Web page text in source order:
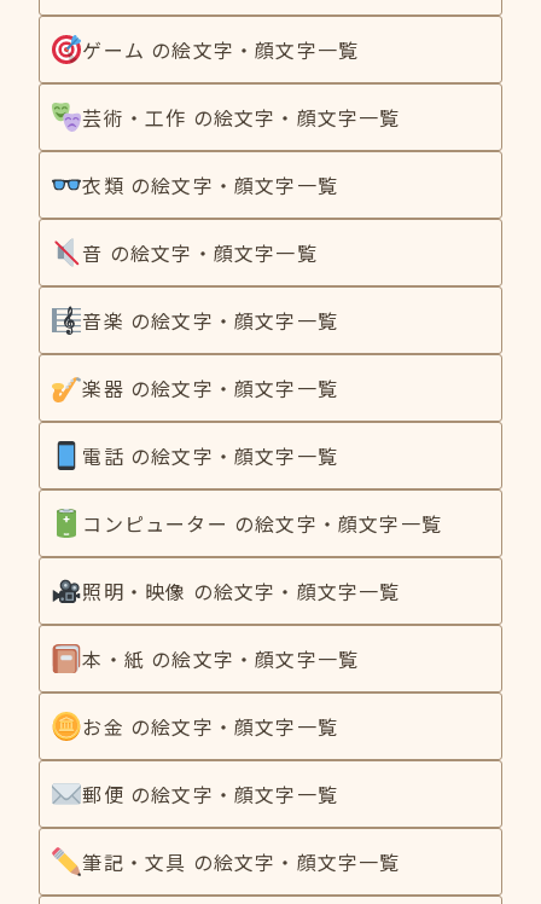
ゲーム の絵文字・顔文字一覧
芸術・工作 の絵文字・顔文字一覧
衣類 の絵文字・顔文字一覧
音 の絵文字・顔文字一覧
音楽 の絵文字・顔文字一覧
楽器 の絵文字・顔文字一覧
電話 の絵文字・顔文字一覧
コンピューター の絵文字・顔文字一覧
照明・映像 の絵文字・顔文字一覧
本・紙 の絵文字・顔文字一覧
お金 の絵文字・顔文字一覧
郵便 の絵文字・顔文字一覧
筆記・文具 の絵文字・顔文字一覧